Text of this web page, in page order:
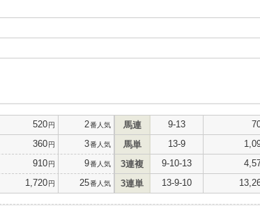
520円 2番人気
360円 3番人気
910円 9番人気
1,720円 25番人気
馬連 9-13
馬単 13-9
3連複 9-10-13
3連単 13-9-10